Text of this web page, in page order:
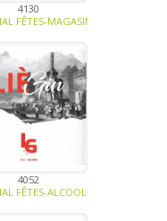
BIO -
4130
FÊTES-MAGASINS ET HORECA-
ALCOOL-SOUPE -
4052
FÊTES-ALCOOL -